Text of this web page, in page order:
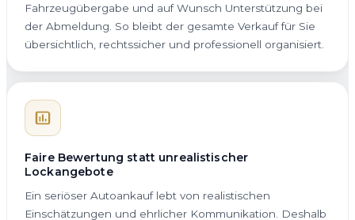
Fahrzeugübergabe und auf Wunsch Unterstützung bei
der Abmeldung. So bleibt der gesamte Verkauf für Sie
übersichtlich, rechtssicher und professionell organisiert.
Faire Bewertung statt unrealistischer
Lockangebote
Ein seriöser Autoankauf lebt von realistischen
Einschätzungen und ehrlicher Kommunikation. Deshalb